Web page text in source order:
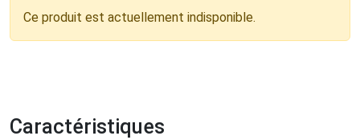
Ce produit est actuellement indisponible.
Caractéristiques